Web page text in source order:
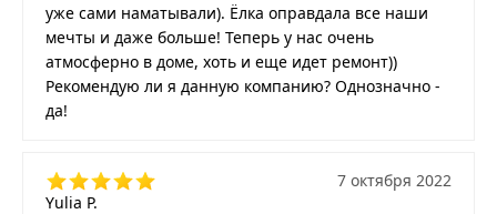
уже сами наматывали). Ёлка оправдала все наши
мечты и даже больше! Теперь у нас очень
атмосферно в доме, хоть и еще идет ремонт))
Рекомендую ли я данную компанию? Однозначно -
да!
Yulia P.
7 октября 2022